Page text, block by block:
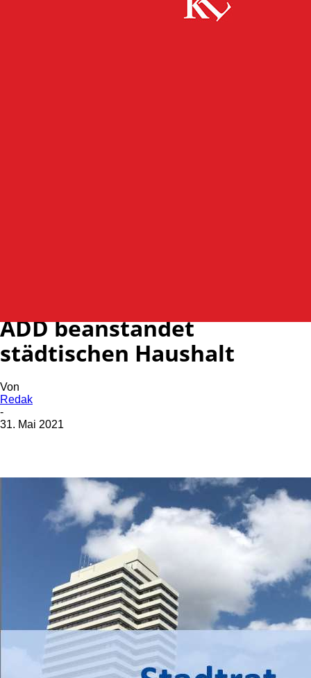
ADD beanstandet
städtischen Haushalt
Von
Redak
-
31. Mai 2021